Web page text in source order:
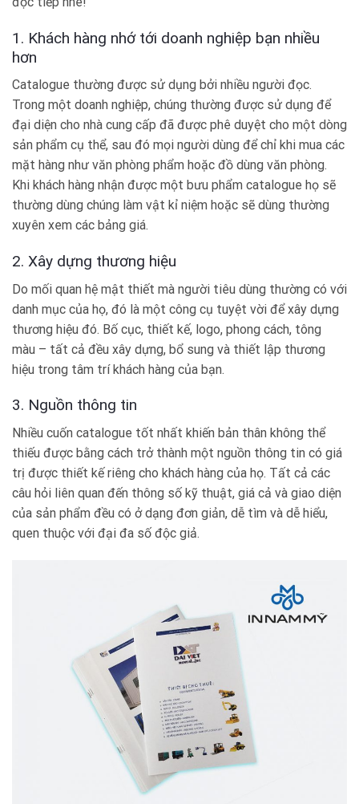
1. Khách hàng nhớ tới doanh nghiệp bạn nhiều
hơn
Catalogue thường được sử dụng bởi nhiều người đọc.
Trong một doanh nghiệp, chúng thường được sử dụng để
đại diện cho nhà cung cấp đã được phê duyệt cho một dòng
sản phẩm cụ thể, sau đó mọi người dùng để chỉ khi mua các
mặt hàng như văn phòng phẩm hoặc đồ dùng văn phòng.
Khi khách hàng nhận được một bưu phẩm catalogue họ sẽ
thường dùng chúng làm vật kỉ niệm hoặc sẽ dùng thường
xuyên xem các bảng giá.
2. Xây dựng thương hiệu
Do mối quan hệ mật thiết mà người tiêu dùng thường có với
danh mục của họ, đó là một công cụ tuyệt vời để xây dựng
thương hiệu đó. Bố cục, thiết kế, logo, phong cách, tông
màu – tất cả đều xây dựng, bổ sung và thiết lập thương
hiệu trong tâm trí khách hàng của bạn.
3. Nguồn thông tin
Nhiều cuốn catalogue tốt nhất khiến bản thân không thể
thiếu được bằng cách trở thành một nguồn thông tin có giá
trị được thiết kế riêng cho khách hàng của họ. Tất cả các
câu hỏi liên quan đến thông số kỹ thuật, giá cả và giao diện
của sản phẩm đều có ở dạng đơn giản, dễ tìm và dễ hiểu,
quen thuộc với đại đa số độc giả.